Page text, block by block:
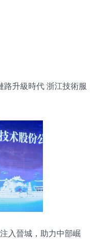
路升級時代 浙江技術服
入晉城，助力中部崛